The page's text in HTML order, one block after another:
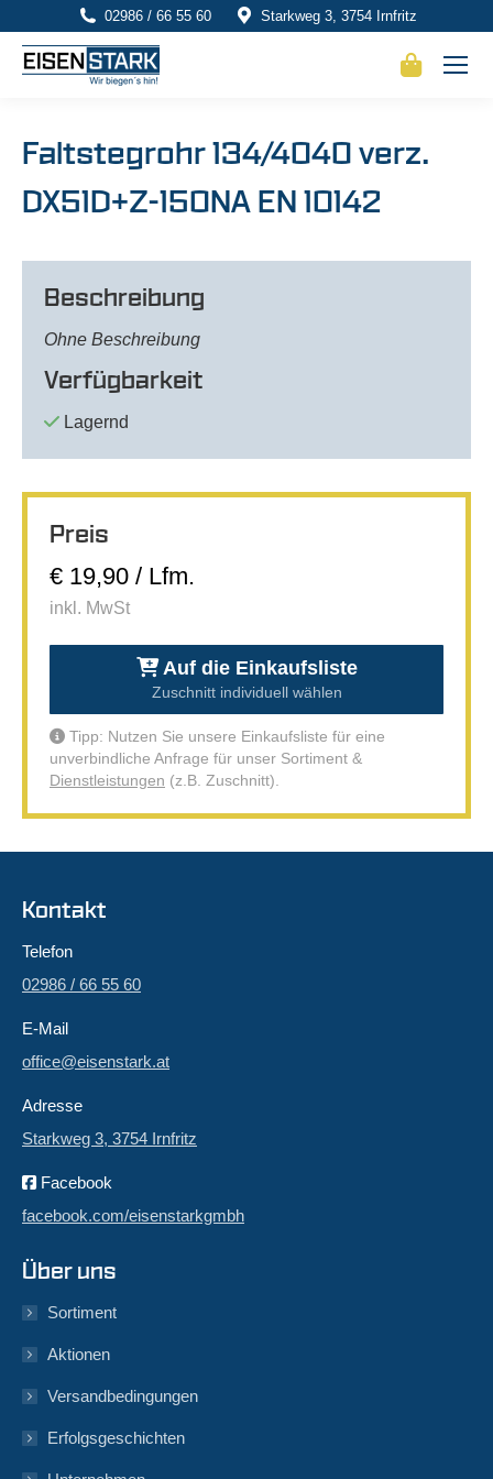
02986 / 66 55 60 Starkweg 3, 3754 Irnfritz
Faltstegrohr 134/4040 verz.
DX51D+Z-150NA EN 10142
Beschreibung
Ohne Beschreibung
Verfügbarkeit
Lagernd
Preis
€ 19,90 / Lfm.
inkl. MwSt
Auf die Einkaufsliste
Zuschnitt individuell wählen
Tipp: Nutzen Sie unsere Einkaufsliste für eine
unverbindliche Anfrage für unser Sortiment &
Dienstleistungen (z.B. Zuschnitt).
Kontakt
Telefon
02986 / 66 55 60
E-Mail
office@eisenstark.at
Adresse
Starkweg 3, 3754 Irnfritz
Facebook
facebook.com/eisenstarkgmbh
Über uns
Sortiment
Aktionen
Versandbedingungen
Erfolgsgeschichten